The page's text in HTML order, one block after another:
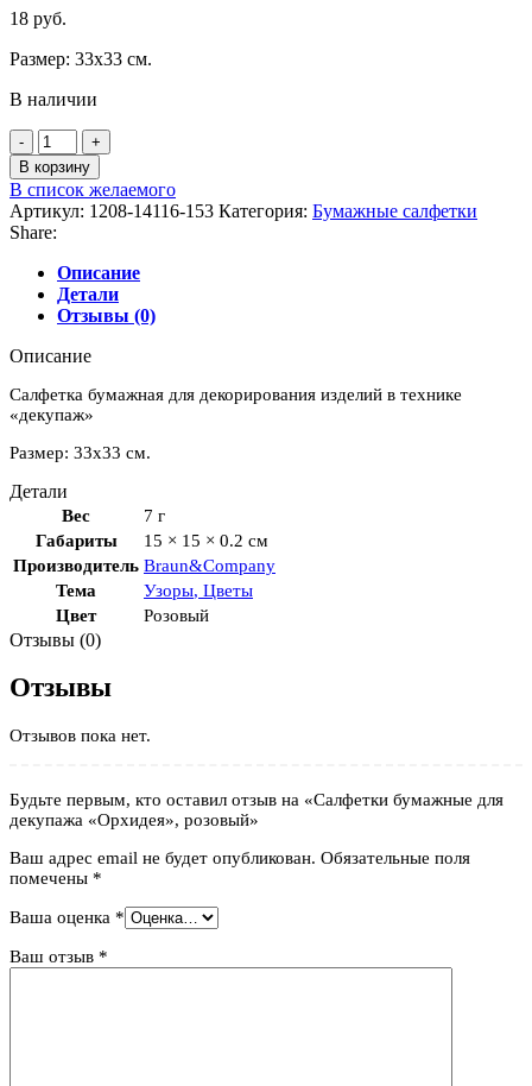
18 руб.
Размер: 33х33 см.
В наличии
Количество
товара
Салфетки
бумажные
для
декупажа
"Орхидея",
розовый
В корзину
В список желаемого
Артикул: 1208-14116-153 Категория: Бумажные салфетки
Share:
Описание
Детали
Отзывы (0)
Описание
Салфетка бумажная для декорирования изделий в технике
«декупаж»
Размер: 33х33 см.
Детали
Вес
7 г
Габариты
15 × 15 × 0.2 см
Производитель Braun&Company
Тема
Узоры, Цветы
Цвет
Розовый
Отзывы (0)
Отзывы
Отзывов пока нет.
Будьте первым, кто оставил отзыв на «Салфетки бумажные для
декупажа «Орхидея», розовый»
Ваш адрес email не будет опубликован. Обязательные поля
помечены *
Ваша оценка *
Ваш отзыв *